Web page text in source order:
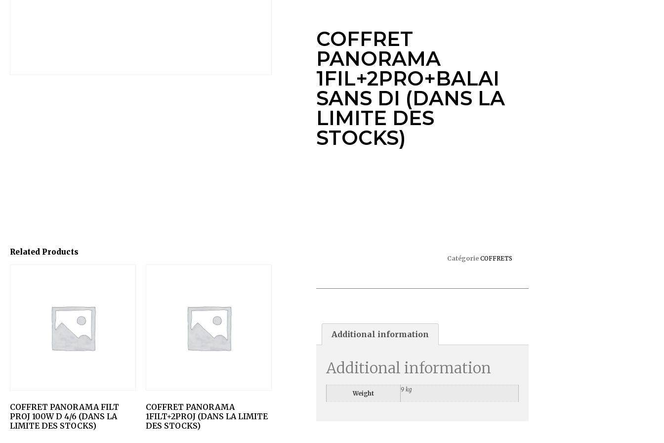
COFFRET
PANORAMA
1FIL+2PRO+BALAI
SANS DI (DANS LA
LIMITE DES
STOCKS)
Related Products
COFFRET PANORAMA FILT
PROJ 100W D 4/6 (DANS LA
LIMITE DES STOCKS)
COFFRET PANORAMA
1FILT+2PROJ (DANS LA LIMITE
DES STOCKS)
Catégorie COFFRETS
Additional information
Additional information
Weight
9 kg